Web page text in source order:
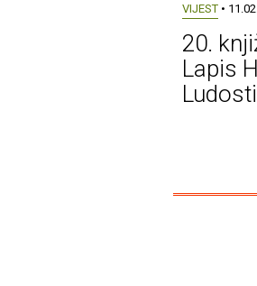
VIJEST•
20.
Lapis